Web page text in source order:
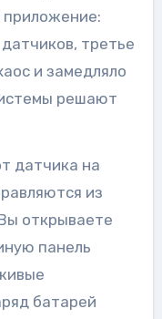
приложение:
третье
и замедляло
решают
датчика на
из
открываете
панель
батарей